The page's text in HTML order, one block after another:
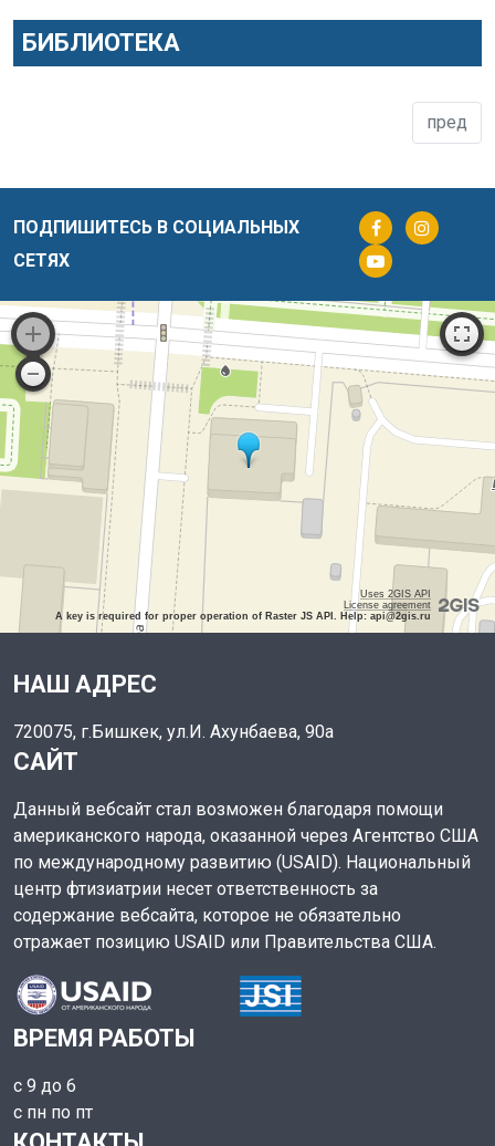
БИБЛИОТЕКА
пред
ПОДПИШИТЕСЬ В СОЦИАЛЬНЫХ
СЕТЯХ
Uses 2GIS API
License agreement
A key is required for proper operation of Raster JS API. Help: api@2gis.ru
НАШ АДРЕС
720075, г.Бишкек, ул.И. Ахунбаева, 90а
САЙТ
Данный вебсайт стал возможен благодаря помощи
американского народа, оказанной через Агентство США
по международному развитию (USAID). Национальный
центр фтизиатрии несет ответственность за
содержание вебсайта, которое не обязательно
отражает позицию USAID или Правительства США.
ВРЕМЯ РАБОТЫ
с 9 до 6
с пн по пт